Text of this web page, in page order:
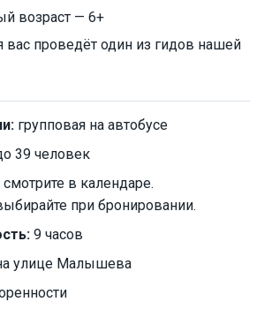
возраст — 6+
вас проведёт один из гидов нашей
групповая на автобусе
39 человек
смотрите в календаре.
при бронировании.
9 часов
улице Малышева